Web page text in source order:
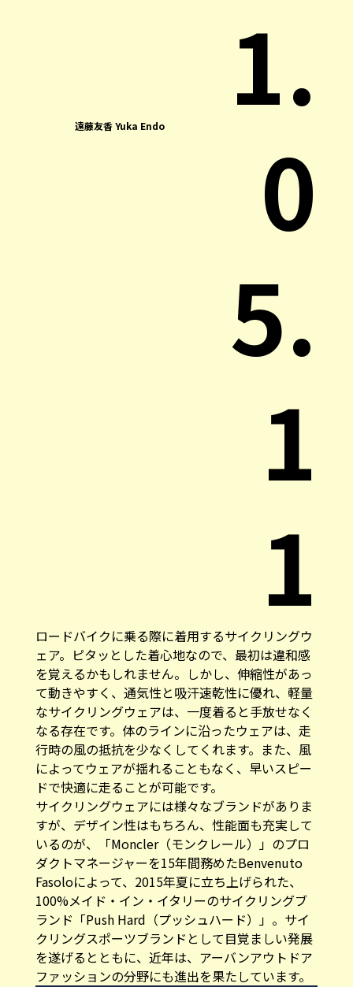
遠藤友香 Yuka Endo
1.
0
5.
1
1
ロードバイクに乗る際に着用するサイクリングウ
ェア。ピタッとした着心地なので、最初は違和感
を覚えるかもしれません。しかし、伸縮性があっ
て動きやすく、通気性と吸汗速乾性に優れ、軽量
なサイクリングウェアは、一度着ると手放せなく
なる存在です。体のラインに沿ったウェアは、走
行時の風の抵抗を少なくしてくれます。また、風
によってウェアが揺れることもなく、早いスピー
ドで快適に走ることが可能です。
サイクリングウェアには様々なブランドがありま
すが、デザイン性はもちろん、性能面も充実して
いるのが、「Moncler（モンクレール）」のプロ
ダクトマネージャーを15年間務めたBenvenuto
Fasoloによって、2015年夏に立ち上げられた、
100%メイド・イン・イタリーのサイクリングブ
ランド「Push Hard（プッシュハード）」。サイ
クリングスポーツブランドとして目覚ましい発展
を遂げるとともに、近年は、アーバンアウトドア
ファッションの分野にも進出を果たしています。